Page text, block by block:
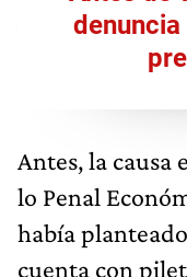
denuncia
Antes, la causa
lo Penal
había
cuenta con